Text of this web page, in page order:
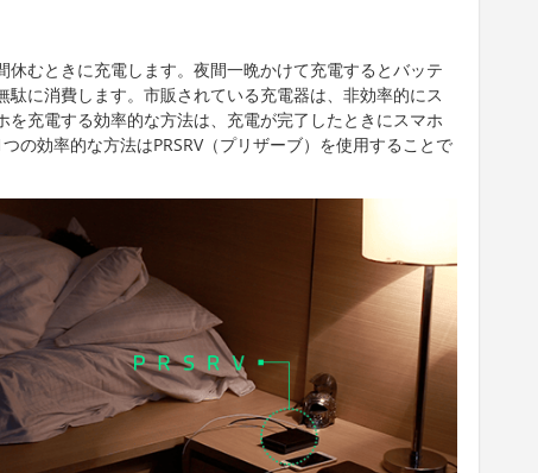
休むときに充電します。夜間一晩かけて充電するとバッテ
駄に消費します。市販されている充電器は、非効率的にス
を充電する効率的な方法は、充電が完了したときにスマホ
の効率的な方法はPRSRV（プリザーブ）を使用することで